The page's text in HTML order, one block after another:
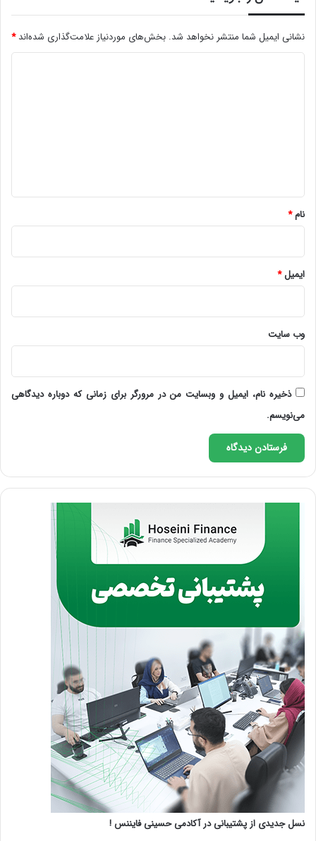
نشانی ایمیل شما منتشر نخواهد شد. بخش‌های موردنیاز علامت‌گذاری شده‌اند*
نام*
ایمیل*
وب‌ سایت
ذخیره نام، ایمیل و وبسایت من در مرورگر برای زمانی که دوباره دیدگاهی
می‌نویسم.
نسل جدیدی از پشتیبانی در آکادمی حسینی فایننس !